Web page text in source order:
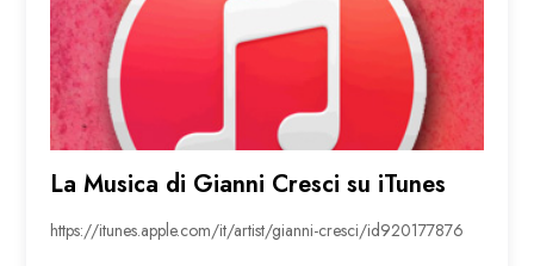
La Musica di Gianni Cresci su iTunes
https://itunes.apple.com/it/artist/gianni-cresci/id920177876